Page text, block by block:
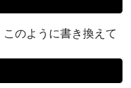
のように書き換えて